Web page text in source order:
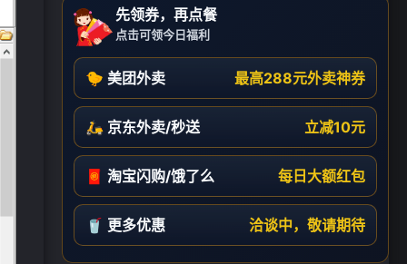
先领券，再点餐
点击可领今日福利
🐤 美团外卖 最高288元外卖神券
🛵 京东外卖/秒送 立减10元
🧧 淘宝闪购/饿了么 每日大额红包
🥤 更多优惠 洽谈中，敬请期待